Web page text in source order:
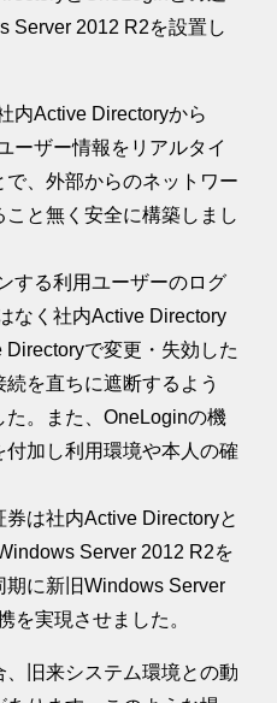
Server 2012 R2を設置し
内Active Directoryから
ーザー情報をリアルタイ
、外部からのネットワー
と無く安全に構築しまし
する利用ユーザーのログ
なく社内Active Directory
で変更・失効した
を直ちに遮断するよう
。また、OneLoginの機
加し利用環境や本人の確
は社内Active Directoryと
Server 2012 R2を
に新旧Windows Server
を実現させました。
旧来システム環境との動